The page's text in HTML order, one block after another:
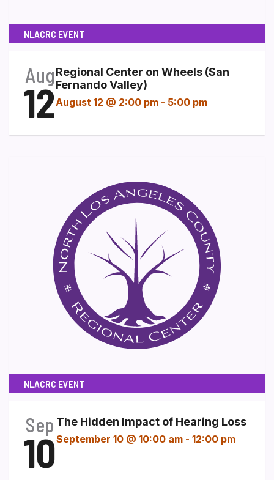
NLACRC EVENT
Aug
12
Regional Center on Wheels (San
Fernando Valley)
August 12 @ 2:00 pm - 5:00 pm
NLACRC EVENT
Sep
10
The Hidden Impact of Hearing Loss
September 10 @ 10:00 am - 12:00 pm